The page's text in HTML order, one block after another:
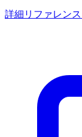
詳細リファレンス